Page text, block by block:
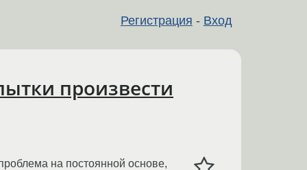
Регистрация - Вход
произвести
на постоянной основе,